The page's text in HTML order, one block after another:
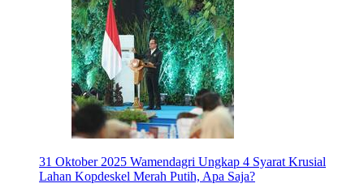
31 Oktober 2025 Wamendagri Ungkap 4 Syarat Krusial
Lahan Kopdeskel Merah Putih, Apa Saja?